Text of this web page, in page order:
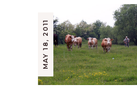
MAY 18, 2011